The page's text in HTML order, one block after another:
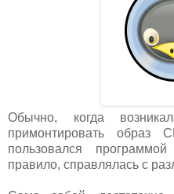
Обычно, когда
примонтировать
пользовался программой
правило, справлялась с